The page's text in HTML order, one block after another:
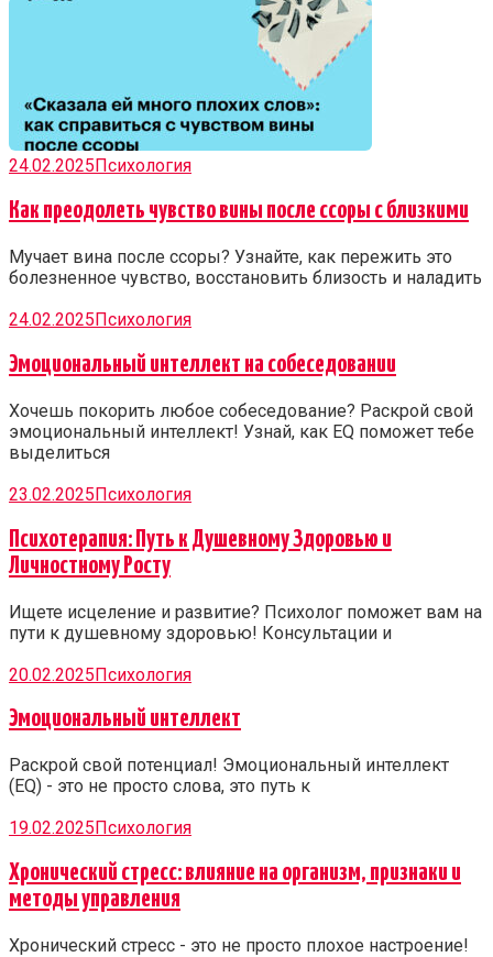
24.02.2025Психология
Как преодолеть чувство вины после ссоры с близкими
Мучает вина после ссоры? Узнайте, как пережить это
болезненное чувство, восстановить близость и наладить
24.02.2025Психология
Эмоциональный интеллект на собеседовании
Хочешь покорить любое собеседование? Раскрой свой
эмоциональный интеллект! Узнай, как EQ поможет тебе
выделиться
23.02.2025Психология
Психотерапия: Путь к Душевному Здоровью и
Личностному Росту
Ищете исцеление и развитие? Психолог поможет вам на
пути к душевному здоровью! Консультации и
20.02.2025Психология
Эмоциональный интеллект
Раскрой свой потенциал! Эмоциональный интеллект
(EQ) - это не просто слова, это путь к
19.02.2025 Психология
Хронический стресс: влияние на организм, признаки и
методы управления
Хронический стресс - это не просто плохое настроение!